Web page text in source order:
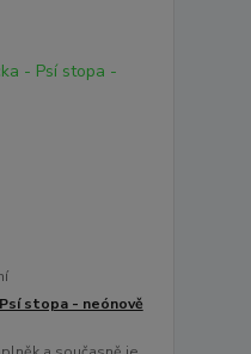
stopa - neónově